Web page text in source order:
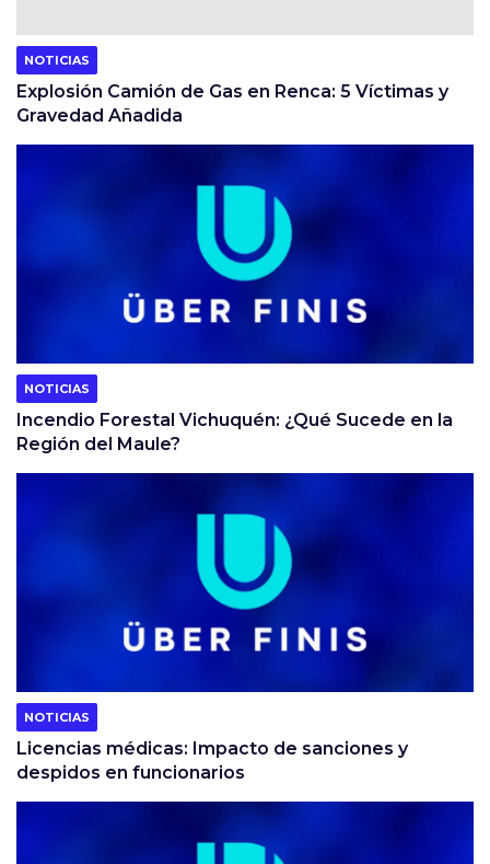
NOTICIAS
Explosión Camión de Gas en Renca: 5 Víctimas y
Gravedad Añadida
NOTICIAS
Incendio Forestal Vichuquén: ¿Qué Sucede en la
Región del Maule?
NOTICIAS
Licencias médicas: Impacto de sanciones y
despidos en funcionarios